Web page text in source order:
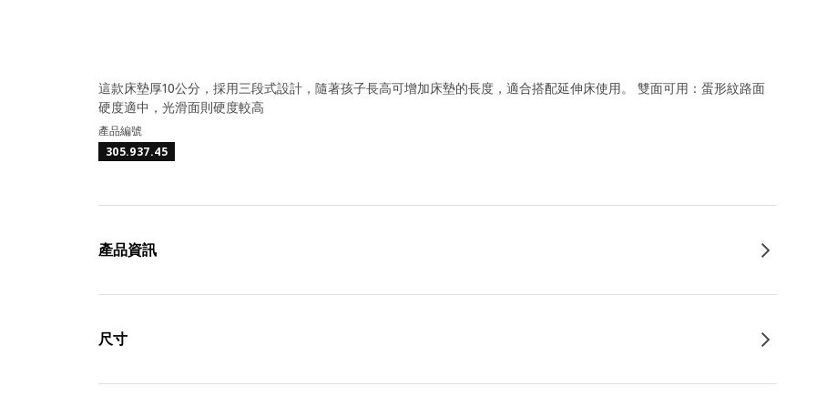
這款床墊厚10公分，採用三段式設計，隨著孩子長高可增加床墊的長度，適合搭配延伸床使用。 雙面可用：蛋形紋路面
硬度適中，光滑面則硬度較高
產品編號
305.937.45
產品資訊
尺寸